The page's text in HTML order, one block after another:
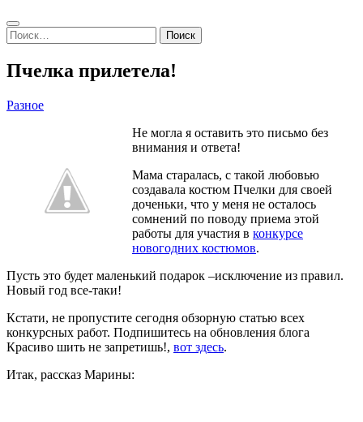
Search
Найти:
Пчелка прилетела!
Разное
Не могла я оставить это письмо без
внимания и ответа!
Мама старалась, с такой любовью
создавала костюм Пчелки для своей
доченьки, что у меня не осталось
сомнений по поводу приема этой
работы для участия в конкурсе
новогодних костюмов.
Пусть это будет маленький подарок –исключение из правил.
Новый год все-таки!
Кстати, не пропустите сегодня обзорную статью всех
конкурсных работ. Подпишитесь на обновления блога
Красиво шить не запретишь!, вот здесь.
Итак, рассказ Марины: